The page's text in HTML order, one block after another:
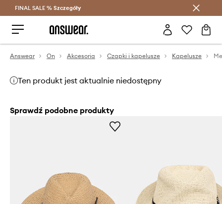
Oszczędzaj z Answear Club >
FINAL SALE % Szczegóły
Answear On Akcesoria Czapki i kapelusze Kapelusze
Ten produkt jest aktualnie niedostępny
Sprawdź podobne produkty